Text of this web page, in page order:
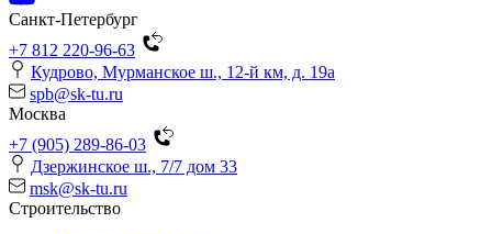
Санкт-Петербург
+7 812 220-96-63
Кудрово, Мурманское ш., 12-й км, д. 19a
spb@sk-tu.ru
Москва
+7 (905) 289-86-03
Дзержинское ш., 7/7 дом 33
msk@sk-tu.ru
Строительство